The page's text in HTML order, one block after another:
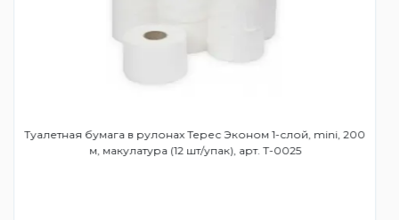
Туалетная бумага в рулонах Терес Эконом 1-слой, mini, 200
м, макулатура (12 шт/упак), арт. Т-0025